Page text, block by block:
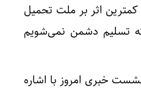
اثر بر ملت تحمیل
تسلیم دشمن نمی‌شویم
خبری امروز با اشاره